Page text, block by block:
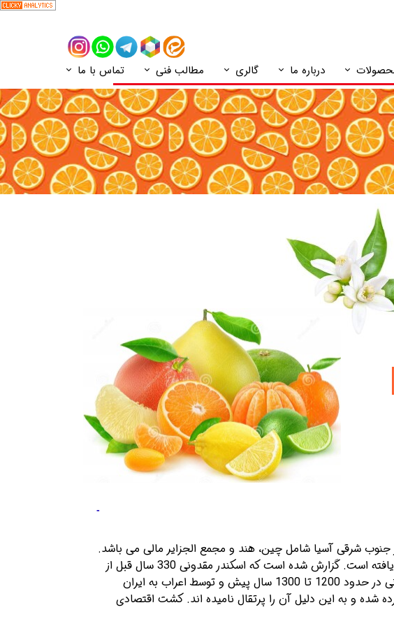
درباره ما گالری مطالب فنی تماس با ما
شرقی آسیا شامل چین، هند و مجمع الجزایر مالی می باشد.